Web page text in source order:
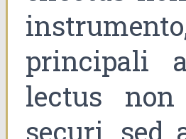
principali
lectus
securi, sed